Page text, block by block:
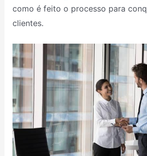
como é feito o processo para
clientes.